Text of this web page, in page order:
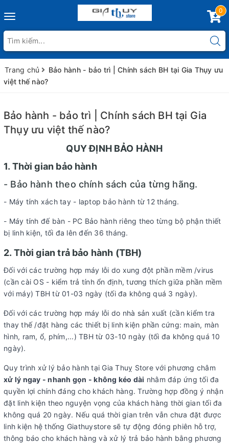
Toggle
0
Trang chủ
Bảo hành - bảo trì | Chính sách BH tại Gia Thụy ưu
việt thế nào?
Bảo hành - bảo trì | Chính sách BH tại Gia
Thụy ưu việt thế nào?
QUY ĐỊNH BẢO HÀNH
1. Thời gian bảo hành
- Bảo hành theo chính sách của từng hãng.
- Máy tính xách tay - laptop bảo hành từ 12 tháng.
- Máy tính đế bàn - PC Bảo hành riêng theo từng bộ phận thiết
bị linh kiện, tối đa lên đến 36 tháng.
2. Thời gian trả bảo hành (TBH)
Đối với các trường hợp máy lỗi do xung đột phần mềm /virus
(cần cài OS - kiểm trả tính ổn định, tương thích giữa phần mềm
với máy) TBH từ 01-03 ngày (tối đa không quá 3 ngày).
Đối với các trường hợp máy lỗi do nhà sản xuất (cần kiểm tra
thay thế /đặt hàng các thiết bị linh kiện phần cứng: main, màn
hình, ram, ổ, phím,...) TBH từ 03-10 ngày (tối đa không quá 10
ngày).
Quy trình xử lý bảo hành tại Gia Thuỵ Store với phương châm
xử lý ngay - nhanh gọn - không kéo dài nhằm đáp ứng tối đa
quyền lợi chính đáng cho khách hàng. Trường hợp đồng ý nhận
đặt linh kiện theo nguyện vọng của khách hàng thời gian tối đa
không quá 20 ngày. Nếu quá thời gian trên vẫn chưa đặt được
linh kiện hệ thống Giathuystore sẽ tự động đóng phiên hỗ trợ,
thông báo cho khách hàng và xử lý trả bảo hành bằng phương